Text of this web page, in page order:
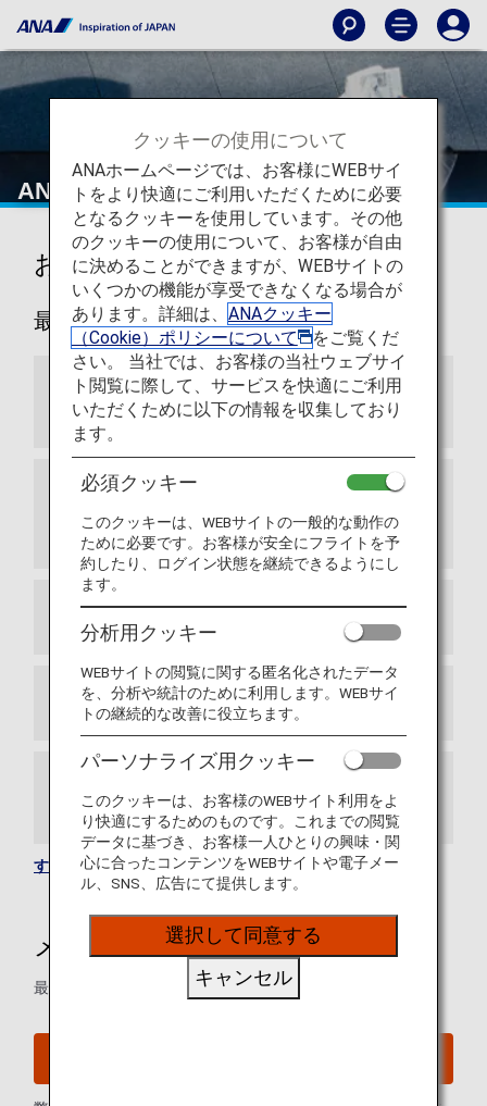
ANAからのお知らせ
お知らせ
最新
アリタリア航空とのマイレージ提携終了につ
いて
提携航空会社情報スイスインターナショナル
エアラインズが日本とスイス間の新路線を開
通しました
アドリア航空（JP）との提携終了について
ANAマイレージクラブご利用条件の更新
ANA国際線プレミアムエコノミーの特典の予
約を開始しました。
すべてのお知らせを見る
メールサービスのご案内
最新情報をメールでお知らせ
クッキーの使用について
ANAホームページでは、お客様にWEBサイ
トをより快適にご利用いただくために必要
となるクッキーを使用しています。その他
のクッキーの使用について、お客様が自由
に決めることができますが、WEBサイトの
いくつかの機能が享受できなくなる場合が
あります。詳細は、 ANAクッキー
（Cookie）ポリシーについて
をご覧くだ
さい。 当社では、お客様の当社ウェブサイ
ト閲覧に際して、サービスを快適にご利用
いただくために以下の情報を収集しており
ます。
必須クッキー
このクッキーは、WEBサイトの一般的な動作の
ために必要です。お客様が安全にフライトを予
約したり、ログイン状態を継続できるようにし
ます。
分析用クッキー
WEBサイトの閲覧に関する匿名化されたデータ
を、分析や統計のために利用します。WEBサイ
トの継続的な改善に役立ちます。
パーソナライズ用クッキー
このクッキーは、お客様のWEBサイト利用をよ
り快適にするためのものです。これまでの閲覧
データに基づき、お客様一人ひとりの興味・関
心に合ったコンテンツをWEBサイトや電子メー
ル、SNS、広告にて提供します。
選択して同意する
キャンセル